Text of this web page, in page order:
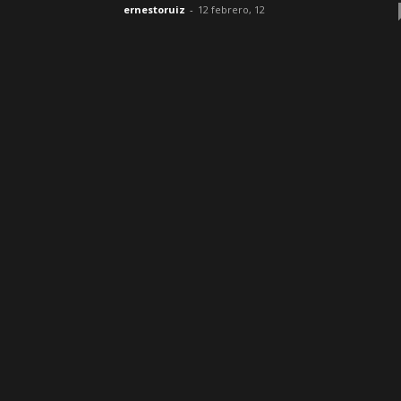
ernestoruiz - 12 febrero, 12